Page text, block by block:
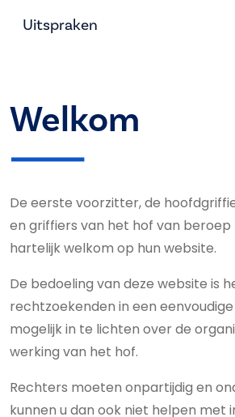
Uitspraken
Welkom
De eerste voorzitter, de
en griffiers van het hof van
hartelijk welkom op hun website.
De bedoeling van deze website is
rechtzoekenden in een
mogelijk in te lichten over de
werking van het hof.
Rechters moeten onpartijdig en
kunnen u dan ook niet helpen met